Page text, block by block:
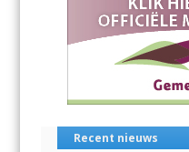
Recent nieuws